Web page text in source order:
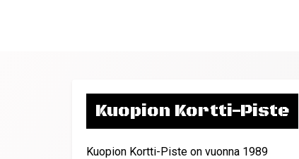
Kuopion Kortti-Piste
Kuopion Kortti-Piste on vuonna 1989